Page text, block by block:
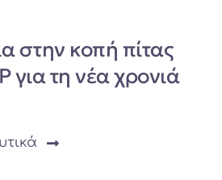
στην κοπή πίτας
για τη νέα χρονιά